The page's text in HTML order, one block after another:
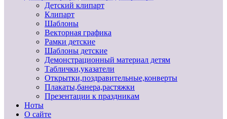
Детский клипарт
Клипарт
Шаблоны
Векторная графика
Рамки детские
Шаблоны детские
Демонстрационный материал детям
Таблички,указатели
Открытки,поздравительные,конверты
Плакаты,банера,растяжки
Презентации к праздникам
Ноты
О сайте